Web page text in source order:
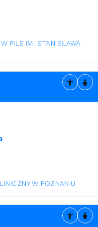
PILE IM. STANISŁAWA
W POZNANIU